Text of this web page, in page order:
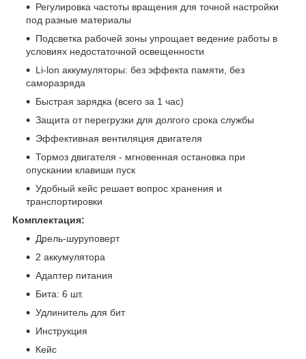
Регулировка частоты вращения для точной настройки
под разные материалы
Подсветка рабочей зоны упрощает ведение работы в
условиях недостаточной освещенности
Li-lon аккумуляторы: без эффекта памяти, без
саморазряда
Быстрая зарядка (всего за 1 час)
Защита от перегрузки для долгого срока службы
Эффективная вентиляция двигателя
Тормоз двигателя - мгновенная остановка при
опускании клавиши пуск
Удобный кейс решает вопрос хранения и
транспортировки
Комплектация:
Дрель-шуруповерт
2 аккумулятора
Адаптер питания
Бита: 6 шт.
Удлинитель для бит
Инструкция
Кейс